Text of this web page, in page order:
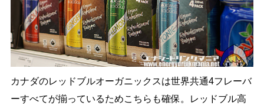
カナダのレッドブルオーガニックスは世界共通4フレーバ
ーすべてが揃っているためこちらも確保。レッドブル高